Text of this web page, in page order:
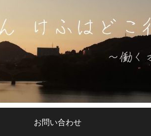
お問い合わせ